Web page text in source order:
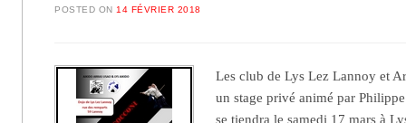
POSTED ON 14 FÉVRIER 2018
Les club de Lys Lez Lannoy et
un stage privé animé par
se tiendra le samedi 17 mars à